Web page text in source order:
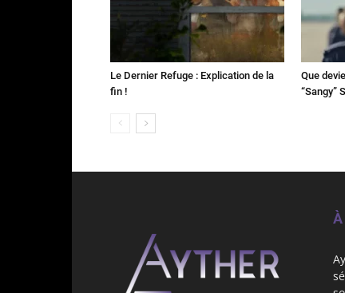
Le Dernier Refuge : Explication de la
fin !
Que
“Sangy”
À